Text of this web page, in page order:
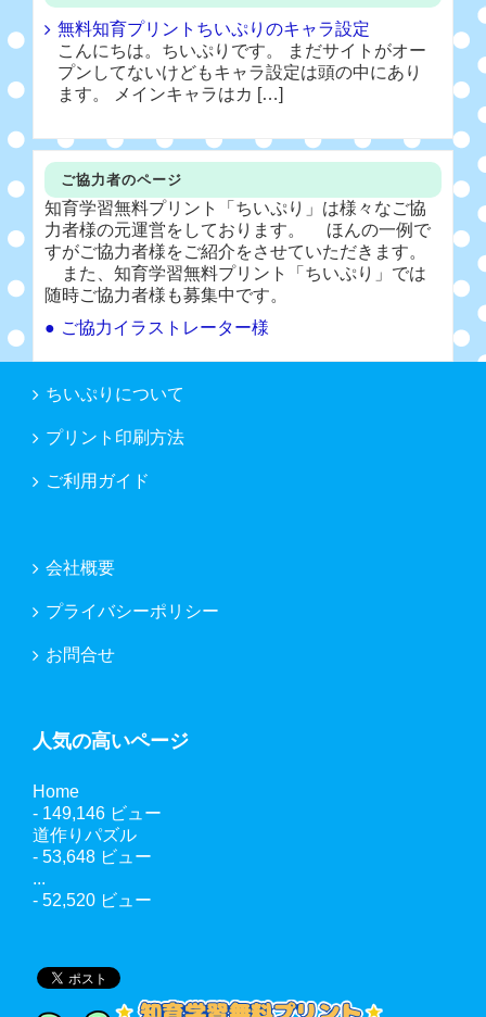
無料知育プリントちいぷりのキャラ設定
こんにちは。ちいぷりです。 まだサイトがオー
プンしてないけどもキャラ設定は頭の中にあり
ます。 メインキャラはカ […]
ご協力者のページ
知育学習無料プリント「ちいぷり」は様々なご協
力者様の元運営をしております。 ほんの一例で
すがご協力者様をご紹介をさせていただきます。
また、知育学習無料プリント「ちいぷり」では
随時ご協力者様も募集中です。
ご協力イラストレーター様
ちいぷりについて
プリント印刷方法
ご利用ガイド
会社概要
プライバシーポリシー
お問合せ
人気の高いページ
Home
- 149,146 ビュー
道作りパズル
- 53,648 ビュー
...
- 52,520 ビュー